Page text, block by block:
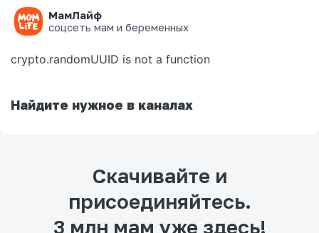
МамЛайф
соцсеть мам и беременных
Ошибка на странице
crypto.randomUUID is not a function
Найдите нужное в каналах
Скачивайте и
присоединяйтесь.
3 млн мам уже здесь!